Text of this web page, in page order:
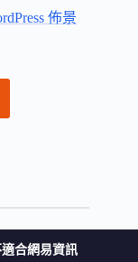
佈景
合網易資訊